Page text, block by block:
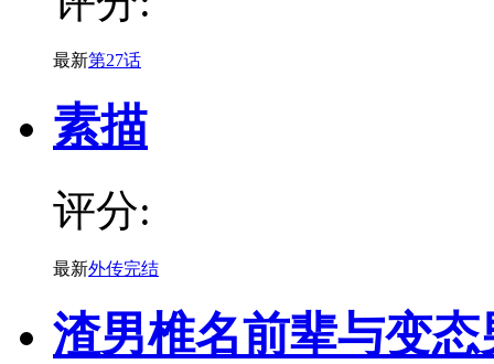
最新第27话
素描
评分:
最新外传完结
渣男椎名前辈与变态